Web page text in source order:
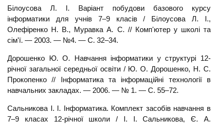
Білоусова Л. І. Варіант побудови базового курсу
інформатики для учнів 7–9 класів / Білоусова Л. І.,
Олефіренко Н. В., Муравка А. С. // Комп'ютер у школі та
сім'ї. — 2003. — №4. — С. 32–34.
Дорошенко Ю. О. Навчання інформатики у структурі 12-
річної загальної середньої освіти / Ю. О. Дорошенко, Н. С.
Прокопенко // Інформатика та інформаційні технології в
навчальних закладах. — 2006. — № 1. — С. 55–72.
Сальникова І. І. Інформатика. Комплект засобів навчання в
7–9 класах 12-річної школи / І. І. Сальникова, Є. А.